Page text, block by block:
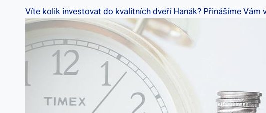
Víte kolik investovat do kvalitních dveří Hanák? Přinášíme